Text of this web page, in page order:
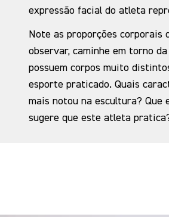
expressão facial do atleta
Note as proporções corporais
observar, caminhe em torno
possuem corpos muito
esporte praticado. Quais
mais notou na escultura? Que
sugere que este atleta